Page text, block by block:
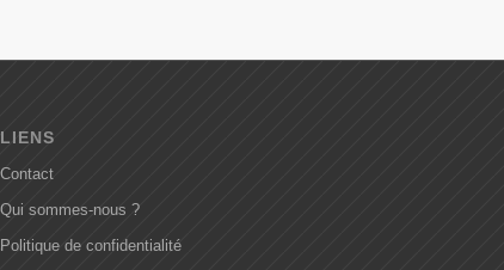
LIENS
Contact
Qui sommes-nous ?
Politique de confidentialité